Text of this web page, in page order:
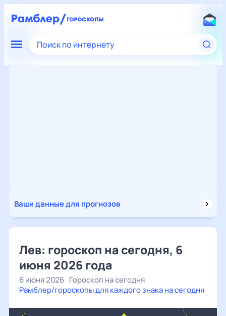
Поиск по интернету
Ваши данные для прогнозов
Лев: гороскоп на сегодня, 6
июня 2026 года
6 июня 2026 Гороскоп на сегодня
Рамблер/гороскопы для каждого знака на сегодня